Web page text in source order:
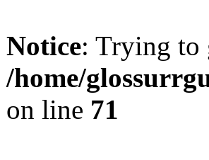
Notice: Trying to
/home/
on line 71